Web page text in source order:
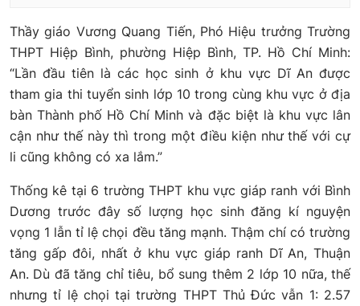
Thầy giáo Vương Quang Tiến, Phó Hiệu trưởng Trường
THPT Hiệp Bình, phường Hiệp Bình, TP. Hồ Chí Minh:
“Lần đầu tiên là các học sinh ở khu vực Dĩ An được
tham gia thi tuyển sinh lớp 10 trong cùng khu vực ở địa
bàn Thành phố Hồ Chí Minh và đặc biệt là khu vực lân
cận như thế này thì trong một điều kiện như thế với cự
li cũng không có xa lắm.”
Thống kê tại 6 trường THPT khu vực giáp ranh với Bình
Dương trước đây số lượng học sinh đăng kí nguyện
vọng 1 lẫn tỉ lệ chọi đều tăng mạnh. Thậm chí có trường
tăng gấp đôi, nhất ở khu vực giáp ranh Dĩ An, Thuận
An. Dù đã tăng chỉ tiêu, bổ sung thêm 2 lớp 10 nữa, thế
nhưng tỉ lệ chọi tại trường THPT Thủ Đức vẫn 1: 2.57